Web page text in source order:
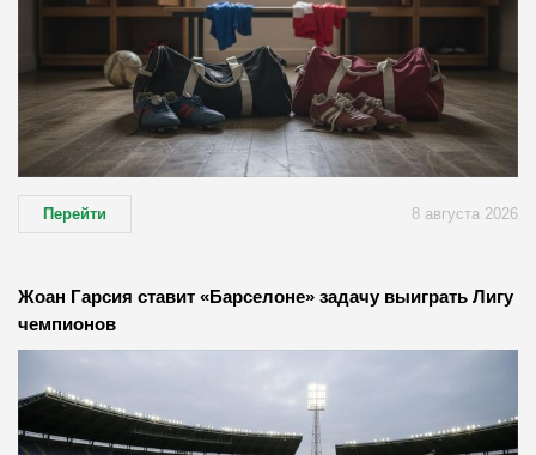
Перейти 8 августа 2026
Жоан Гарсия ставит «Барселоне» задачу выиграть Лигу
чемпионов